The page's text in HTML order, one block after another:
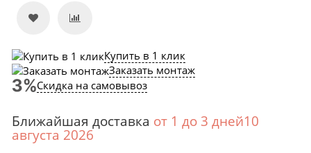
Купить в 1 клик
Заказать монтаж
Скидка на самовывоз
Ближайшая доставка от 1 до 3 дней10
августа 2026